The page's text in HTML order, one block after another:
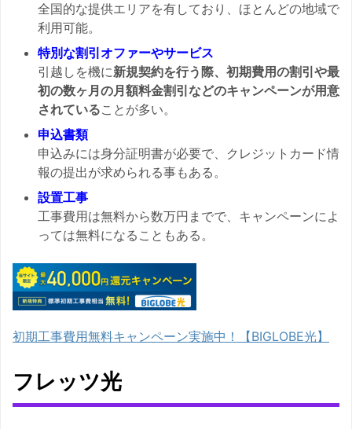
全国的な提供エリアを有しており、ほとんどの地域で
利用可能。
特別な割引オファーやサービス
引越しを機に新規契約を行う際、初期費用の割引や最
初の数ヶ月の月額料金割引などのキャンペーンが用意
されていることが多い。
申込書類
申込みには身分証明書が必要で、クレジットカード情
報の提出が求められる事もある。
設置工事
工事費用は無料から数万円までで、キャンペーンによ
っては無料になることもある。
初期工事費用無料キャンペーン実施中！【BIGLOBE光】
フレッツ光